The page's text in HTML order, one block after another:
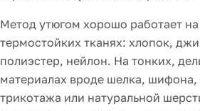
Метод утюгом хорошо работает
термостойких тканях: хлопок,
полиэстер, нейлон. На тонких,
материалах вроде шелка, шифона,
трикотажа или натуральной